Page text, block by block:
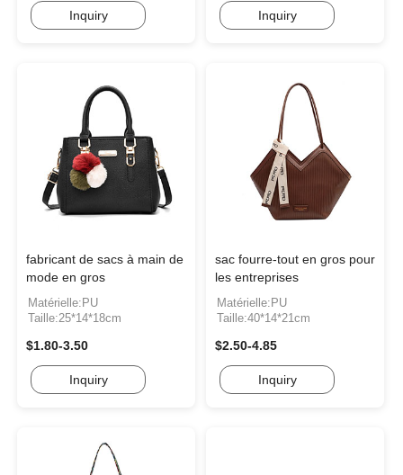
Inquiry Inquiry
fabricant de sacs à main de
mode en gros
Matérielle:PU
Taille:25*14*18cm
$1.80-3.50
Inquiry
sac fourre-tout en gros pour
les entreprises
Matérielle:PU
Taille:40*14*21cm
$2.50-4.85
Inquiry